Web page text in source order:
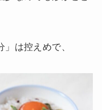
は控えめで、